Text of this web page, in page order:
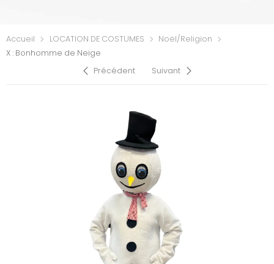
Accueil LOCATION DE COSTUMES
Noël/Religion
X : Bonhomme de Neige
Précédent
Suivant